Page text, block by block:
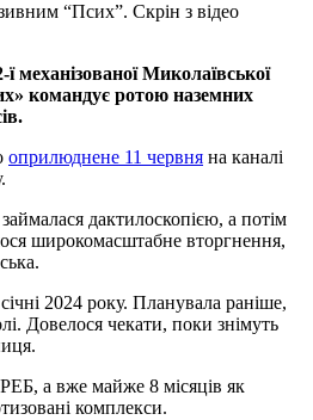
“Псих”. Скрін з відео
механізованої Миколаївської
командує ротою наземних
оприлюднене 11 червня на каналі
дактилоскопією, а потім
широкомасштабне вторгнення,
2024 року. Планувала раніше,
Довелося чекати, поки знімуть
а вже майже 8 місяців як
комплекси.